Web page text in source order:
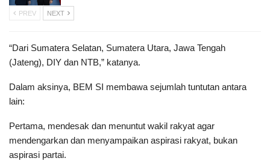
PREV NEXT
“Dari Sumatera Selatan, Sumatera Utara, Jawa Tengah
(Jateng), DIY dan NTB,” katanya.
Dalam aksinya, BEM SI membawa sejumlah tuntutan antara
lain:
Pertama, mendesak dan menuntut wakil rakyat agar
mendengarkan dan menyampaikan aspirasi rakyat, bukan
aspirasi partai.